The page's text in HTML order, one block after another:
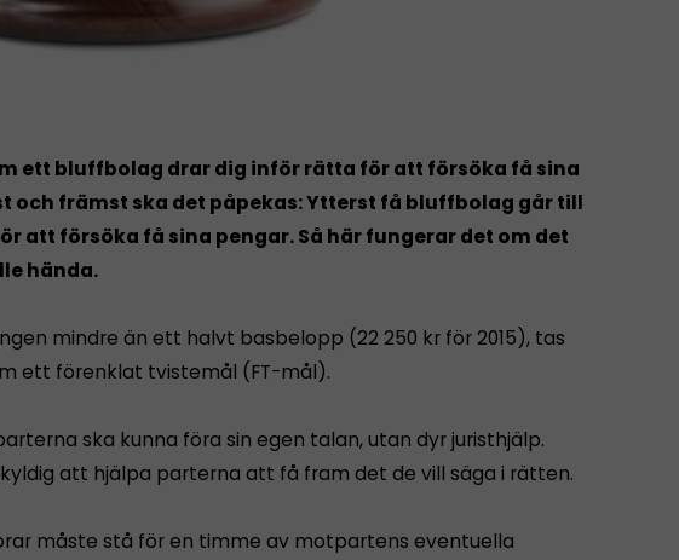
ett bluffbolag drar dig inför rätta för att försöka få sina
och främst ska det påpekas: Ytterst få bluffbolag går till
att försöka få sina pengar. Så här fungerar det om det
hända.
mindre än ett halvt basbelopp (22 250 kr för 2015), tas
ett förenklat tvistemål (FT-mål).
ska kunna föra sin egen talan, utan dyr juristhjälp.
att hjälpa parterna att få fram det de vill säga i rätten.
måste stå för en timme av motpartens eventuella